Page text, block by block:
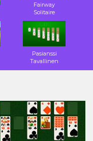
Fairway
Solitaire
Pasianssi
Tavallinen